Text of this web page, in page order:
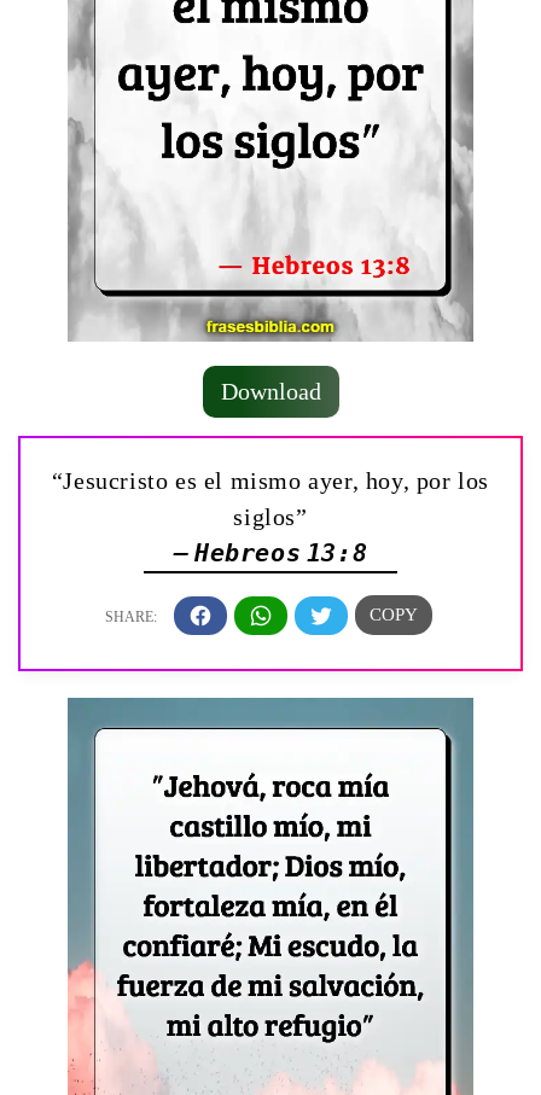
Download
“Jesucristo es el mismo ayer, hoy, por los
siglos”
— Hebreos 13:8